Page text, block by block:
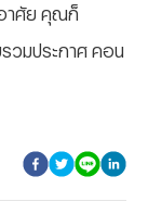
าศัย คุณก็
รวมประกาศ คอน